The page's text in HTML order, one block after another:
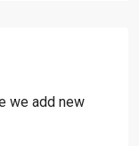
we add new